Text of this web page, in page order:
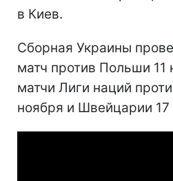
в Киев.
Сборная Украины
матч против Польши 11
матчи Лиги наций
ноября и Швейцарии 17